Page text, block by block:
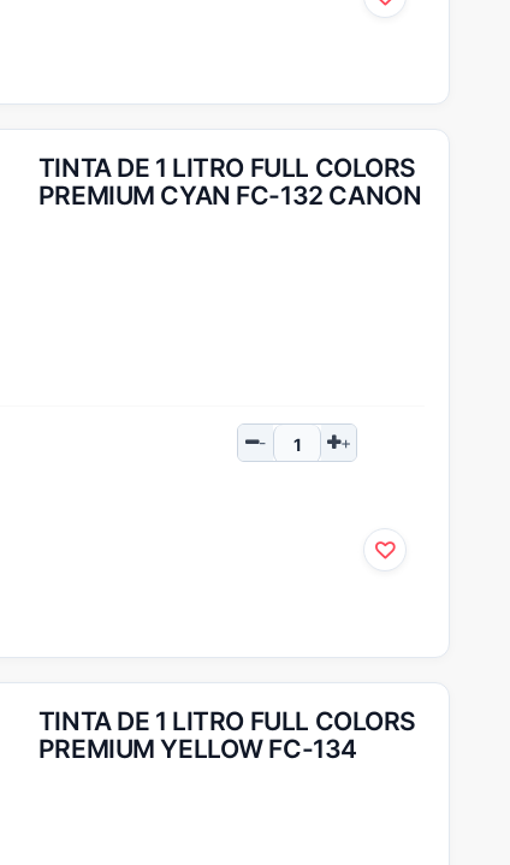
TINTA DE 1 LITRO FULL COLORS
PREMIUM CYAN FC-132 CANON
TINTA DE 1 LITRO FULL COLORS
PREMIUM YELLOW FC-134